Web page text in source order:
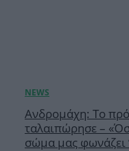
Ανδρομάχη: Το
ταλαιπώρησε –
σώμα μας φωνάζει